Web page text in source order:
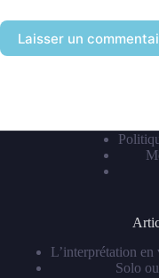
Laisser un
L’interprétation
Solo